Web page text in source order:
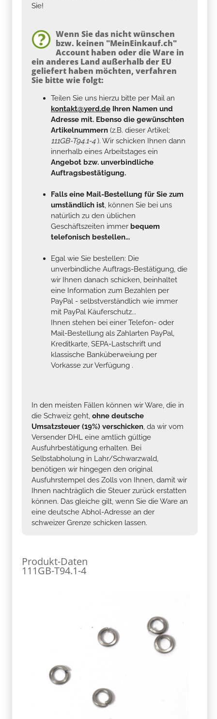
Sie!
Wenn Sie das nicht wünschen
bzw. keinen "MeinEinkauf.ch"
Account haben oder die Ware in
ein anderes Land außerhalb der EU
geliefert haben möchten, verfahren
Sie bitte wie folgt:
Teilen Sie uns hierzu bitte per Mail an
kontakt@yerd.de Ihren Namen und
Adresse mit. Ebenso die gewünschten
Artikelnummern (z.B. dieser Artikel:
111GB-T94.1-4). Wir schicken Ihnen dann
innerhalb eines Arbeitstages ein
Angebot bzw. unverbindliche
Auftragsbestätigung.
Falls eine Mail-Bestellung für Sie zum
umständlich ist, können Sie bei uns
natürlich zu den üblichen
Geschäftszeiten immer bequem
telefonisch bestellen...
Egal wie Sie bestellen: Die
unverbindliche Auftrags-Bestätigung, die
wir Ihnen danach schicken, beinhaltet
eine Information zum Bezahlen per
PayPal - selbstverständlich wie immer
mit PayPal Käuferschutz...
Ihnen stehen bei einer Telefon- oder
Mail-Bestellung als Zahlarten PayPal,
Kreditkarte, SEPA-Lastschrift und
klassische Banküberweiung per
Vorkasse zur Verfügung .
In den meisten Fällen können wir Ware, die in
die Schweiz geht, ohne deutsche
Umsatzsteuer (19%) verschicken, da wir vom
Versender DHL eine amtlich gültige
Ausfuhrbestätigung erhalten. Bei
Selbstabholung in Lahr/Schwarzwald,
benötigen wir hingegen den original
Ausfuhrstempel des Zolls von Ihnen, damit wir
Ihnen nachträglich die Steuer zurück erstatten
können. Das gleiche gilt, wenn Sie die Ware an
eine deutsche Abhol-Adresse an der
schweizer Grenze schicken lassen.
Produkt-Daten
111GB-T94.1-4